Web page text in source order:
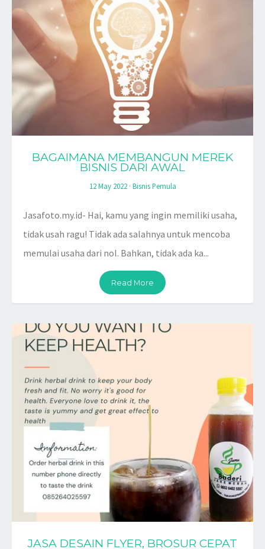
BAGAIMANA MEMBANGUN MEREK
BISNIS DARI AWAL
12 May 2022 · Bisnis Pemula
Jasafoto.my.id- Hai, kamu yang ingin memiliki usaha,
tidak usah ragu! Tidak ada salahnya untuk mencoba
memulai usaha dari nol. Bahkan, tidak ada ka...
Read More
JASA DESAIN FLYER, BROSUR CEPAT